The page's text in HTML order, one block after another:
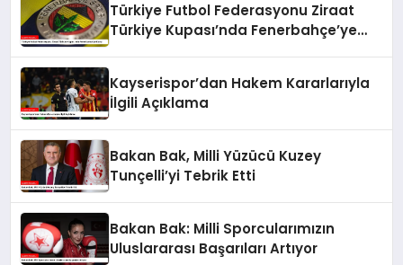
Türkiye Futbol Federasyonu Ziraat
Türkiye Kupası’nda Fenerbahçe’ye
Kayserispor’dan Hakem Kararlarıyla
İlgili Açıklama
Bakan Bak, Milli Yüzücü Kuzey
Tunçelli’yi Tebrik Etti
Bakan Bak: Milli Sporcularımızın
Uluslararası Başarıları Artıyor